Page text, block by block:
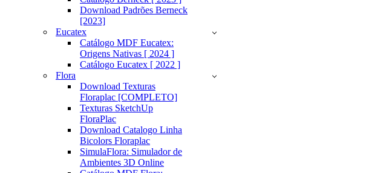
Download Padrões Berneck
[2023]
Eucatex
Catálogo MDF Eucatex:
Origens Nativas [ 2024 ]
Catálogo Eucatex [ 2022 ]
Flora
Download Texturas
Floraplac [COMPLETO]
Texturas SketchUp
FloraPlac
Download Catalogo Linha
Bicolors Floraplac
SimulaFlora: Simulador de
Ambientes 3D Online